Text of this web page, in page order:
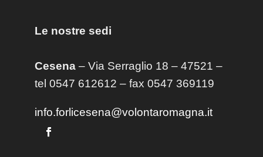
Le nostre sedi
Cesena– Via Serraglio 18 – 47521 –
tel 0547 612612 – fax 0547 369119
info.forlicesena@volontaromagna.it